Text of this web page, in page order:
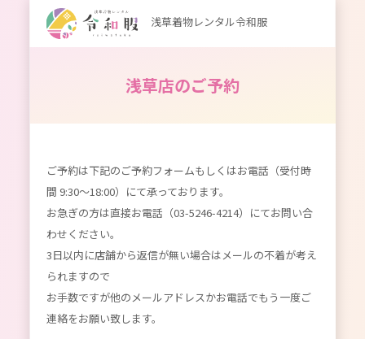
浅草着物レンタル令和服
浅草店のご予約
ご予約は下記のご予約フォームもしくはお電話（受付時
間 9:30～18:00）にて承っております。
お急ぎの方は直接お電話（03-5246-4214）にてお問い合
わせください。
3日以内に店舗から返信が無い場合はメールの不着が考え
られますので
お手数ですが他のメールアドレスかお電話でもう一度ご
連絡をお願い致します。